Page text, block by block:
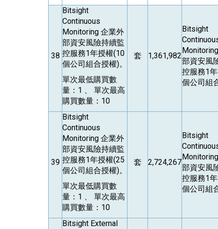
38
Bitsight
Continuous
Monitoring 企業外
部資安風險持續監
控服務1年授權(10
個公司組合授權)。
單次最低購買數
量：1 、 單次最高
購買數量：10
套 1,361,982
Bitsight
部資安風
控服務1
個公司組
39
Bitsight
Continuous
Monitoring 企業外
部資安風險持續監
控服務1年授權(25
個公司組合授權)。
單次最低購買數
量：1 、 單次最高
購買數量：10
套 2,724,267
Bitsight
部資安風
控服務1
個公司組
Bitsight External